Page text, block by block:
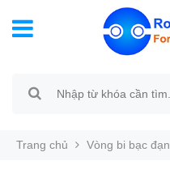
Trang chủ Vòng bi bạc đạn